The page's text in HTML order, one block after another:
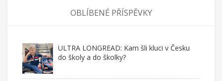
OBLÍBENÉ PŘÍSPĚVKY
ULTRA LONGREAD: Kam šli kluci v Česku
do školy a do školky?